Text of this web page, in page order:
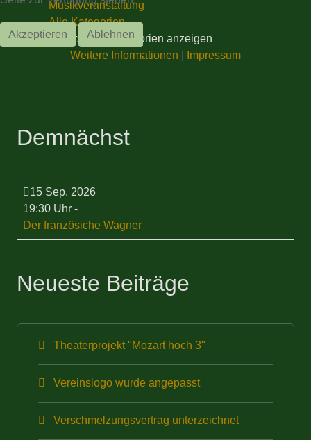
Musikveranstaltung
Alle Kategorien ...
Events aller Kategorien anzeigen
Demnächst
15 Sep. 2026
19:30 Uhr -
Der französiche Wagner
Neueste Beiträge
Theaterprojekt "Mozart hoch 3"
Vereinslogo wurde angepasst
Verschmelzungsvertrag unterzeichnet
Akzeptieren
Ablehnen
Weitere Informationen
Impressum